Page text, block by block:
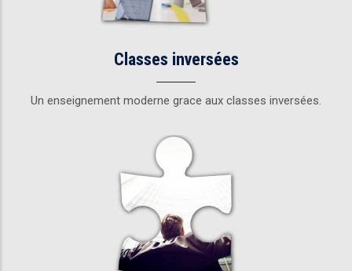
Classes inversées
Un enseignement moderne grace aux classes inversées.